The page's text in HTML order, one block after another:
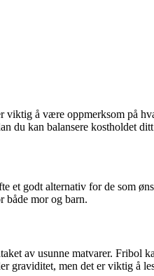
å være oppmerksom på
du kan balansere kostholdet ditt
godt alternativ for de som
både mor og barn.
av usunne matvarer. Fribol
men det er viktig å